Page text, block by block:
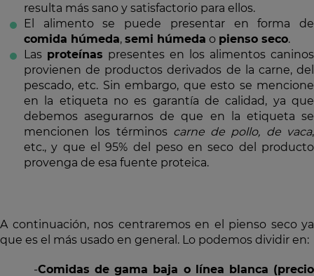
resulta más sano y satisfactorio para ellos.
El alimento se puede presentar en forma de
comida húmeda, semi húmeda o pienso seco.
Las proteínas presentes en los alimentos caninos
provienen de productos derivados de la carne, del
pescado, etc. Sin embargo, que esto se mencione
en la etiqueta no es garantía de calidad, ya que
debemos asegurarnos de que en la etiqueta se
mencionen los términos carne de pollo, de vaca,
etc., y que el 95% del peso en seco del producto
provenga de esa fuente proteica.
A continuación, nos centraremos en el pienso seco ya
que es el más usado en general. Lo podemos dividir en:
-Comidas de gama baja o línea blanca (precio